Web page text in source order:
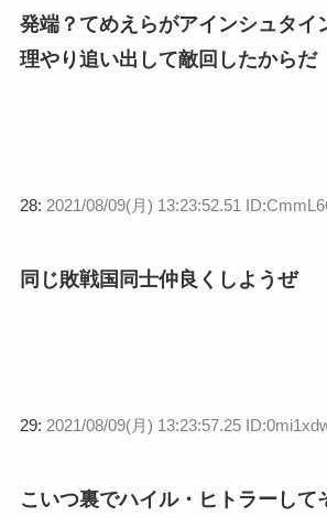
発端？てめえらがアインシュタイ
理やり追い出して敵回したからだ
28: 2021/08/09(月) 13:23:52.51
同じ敗戦国同士仲良くしようぜ
29: 2021/08/09(月) 13:23:57.25
こいつ裏でハイル・ヒトラーして